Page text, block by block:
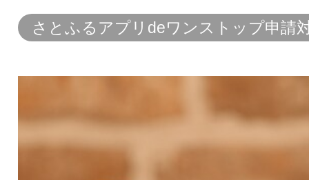
さとふるアプリdeワンストップ申請